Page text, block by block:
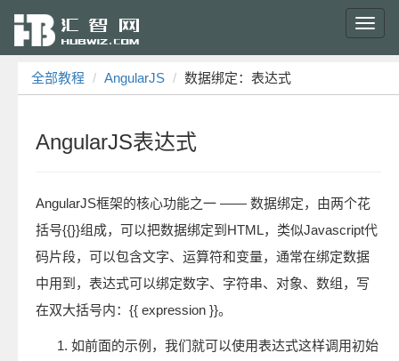
全部教程 AngularJS 数据绑定：表达式
AngularJS表达式
AngularJS框架的核心功能之一 —— 数据绑定，由两个花
括号{{}}组成，可以把数据绑定到HTML，类似Javascript代
码片段，可以包含文字、运算符和变量，通常在绑定数据
中用到，表达式可以绑定数字、字符串、对象、数组，写
在双大括号内：{{ expression }}。
如前面的示例，我们就可以使用表达式这样调用初始